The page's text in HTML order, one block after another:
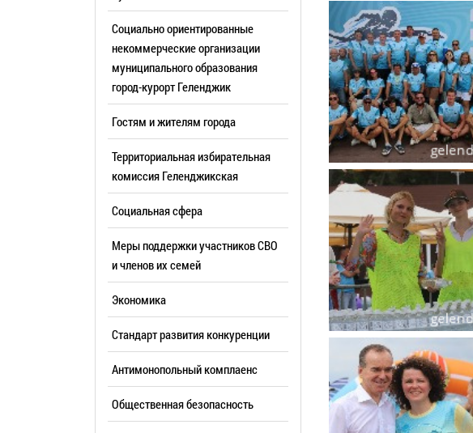
Стандарт развития конкуренции
Антимонопольный комплаенс
Общественная безопасность
Инициативное бюджетирование
Инвестиционная
Видеогалерея
РУКОВОДИТЕЛИ
Список руководителей
Резерв управленческих кадров
Торги
Сведения о нестационарных
объектах (НТО), QR-коды
Имущественная поддержка
субъектов МСП
Участие в программах
Проектная деятельность
Информационные системы
Официальные визиты и рабочие
поездки
Результаты проверок
Профсоюзные организации
Социально ориентированные
некоммерческие организации
муниципального образования
город-курорт Геленджик
Гостям и жителям города
Территориальная избирательная
комиссия Геленджикcкая
Социальная сфера
Меры поддержки участников СВО
и членов их семей
Экономика
Стандарт развития конкуренции
Антимонопольный комплаенс
Общественная безопасность